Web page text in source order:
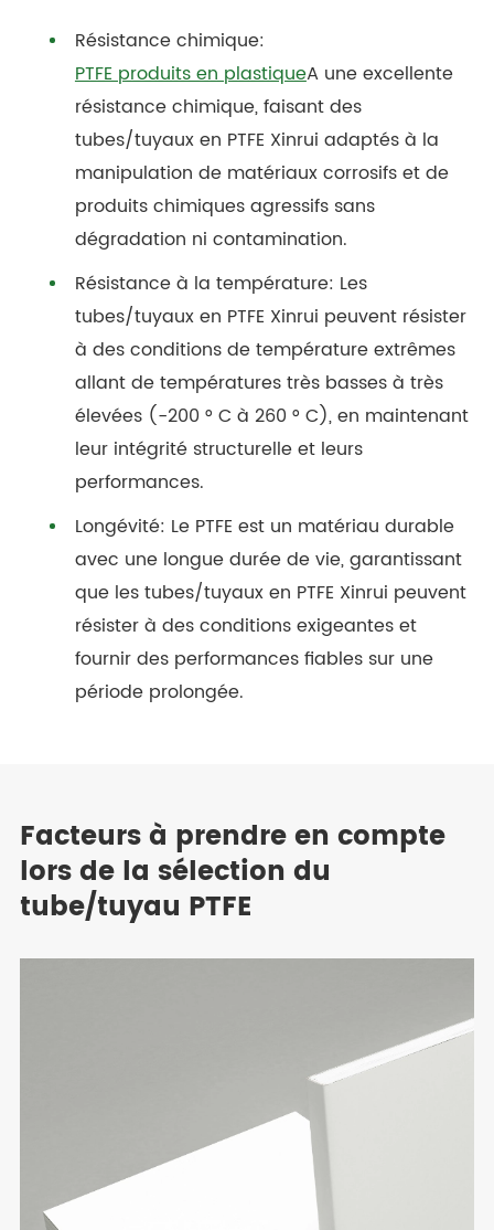
Résistance chimique:
PTFE produits en plastiqueA une excellente
résistance chimique, faisant des
tubes/tuyaux en PTFE Xinrui adaptés à la
manipulation de matériaux corrosifs et de
produits chimiques agressifs sans
dégradation ni contamination.
Résistance à la température: Les
tubes/tuyaux en PTFE Xinrui peuvent résister
à des conditions de température extrêmes
allant de températures très basses à très
élevées (-200 ° C à 260 ° C), en maintenant
leur intégrité structurelle et leurs
performances.
Longévité: Le PTFE est un matériau durable
avec une longue durée de vie, garantissant
que les tubes/tuyaux en PTFE Xinrui peuvent
résister à des conditions exigeantes et
fournir des performances fiables sur une
période prolongée.
Facteurs à prendre en compte
lors de la sélection du
tube/tuyau PTFE